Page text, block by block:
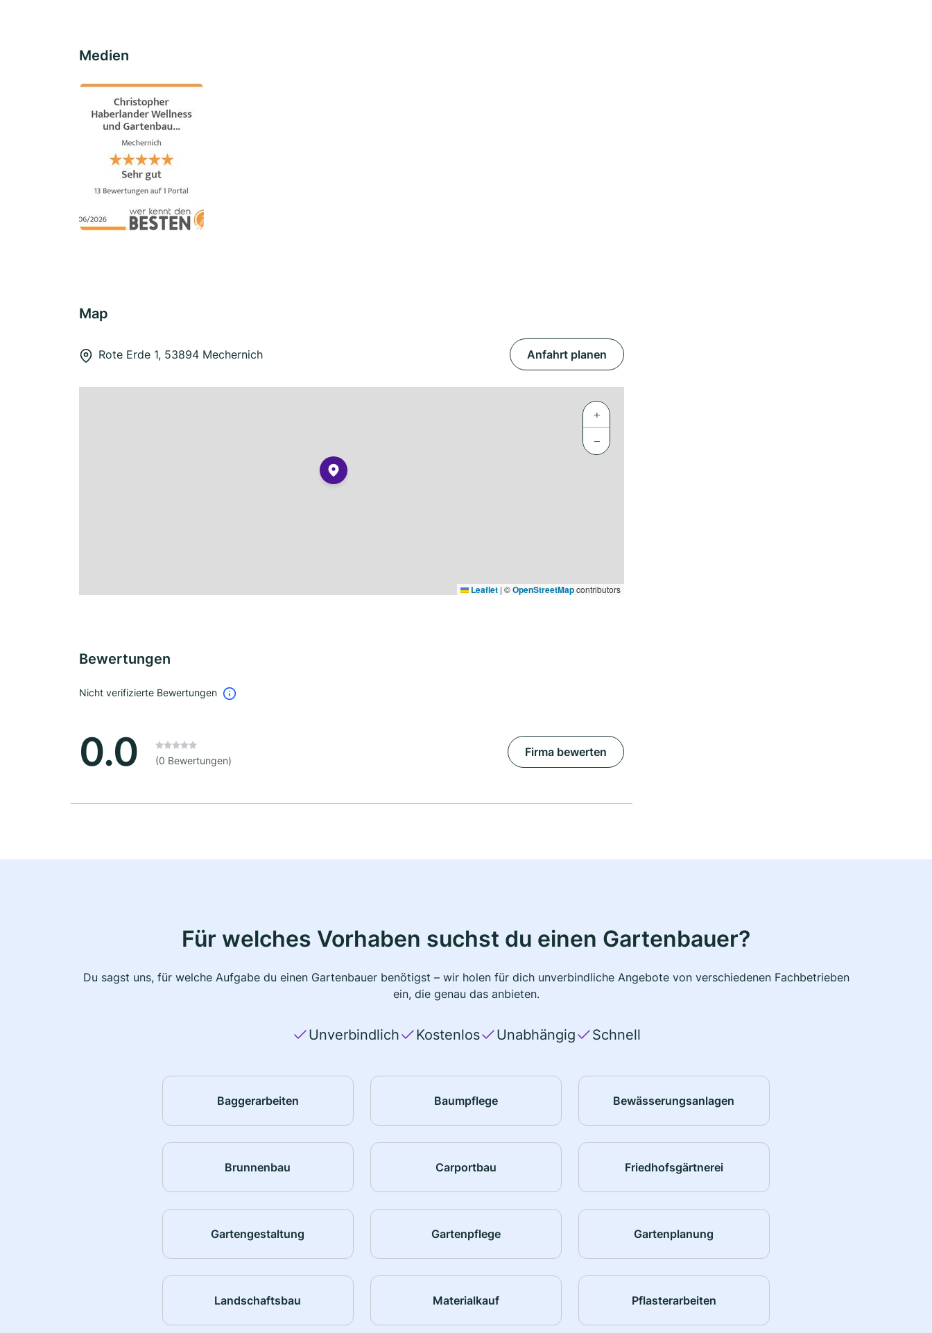
Medien
Map
Rote Erde 1, 53894 Mechernich Anfahrt planen
+
−
Leaflet | ©OpenStreetMapcontributors
Bewertungen
Nicht verifizierte Bewertungen
0.0 (0 Bewertungen)
Firma bewerten
Für welches Vorhaben suchst du einen Gartenbauer?
Du sagst uns, für welche Aufgabe du einen Gartenbauer benötigst – wir holen für dich unverbindliche Angebote von verschiedenen Fachbetrieben
ein, die genau das anbieten.
Unverbindlich Kostenlos Unabhängig Schnell
Baggerarbeiten Baumpflege Bewässerungsanlagen
Brunnenbau Carportbau Friedhofsgärtnerei
Gartengestaltung Gartenpflege Gartenplanung
Landschaftsbau Materialkauf Pflasterarbeiten